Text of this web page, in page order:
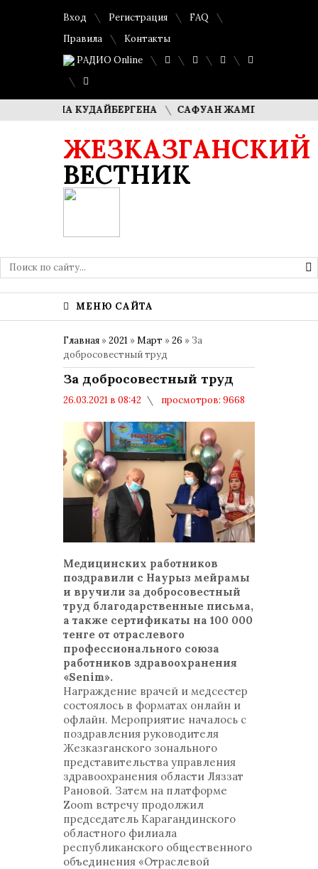
Вход Регистрация
FAQ
Правила
Контакты
РАДИО Online
КУДАЙБЕРГЕНА САФУАН ЖАМПЕИСОВ: «МЫ
ЖЕЗКАЗГАНСКИЙ
ВЕСТНИК
МЕНЮ САЙТА
Главная »2021 »Март »26 » За
добросовестный труд
За добросовестный труд
26.03.2021 в 08:42
просмотров: 9668
НАУРЫЗ МЕЙРАМЫ
Медицинских работников
поздравили с Наурыз мейрамы
и вручили за добросовестный
труд благодарственные письма,
а также сертификаты на 100 000
тенге от отраслевого
профессионального союза
работников здравоохранения
«Senim».
Награждение врачей и медсестер
состоялось в форматах онлайн и
офлайн. Мероприятие началось с
поздравления руководителя
Жезказганского зонального
представительства управления
здравоохранения области Ляззат
Рановой. Затем на платформе
Zoom встречу продолжил
председатель Карагандинского
областного филиала
республиканского общественного
объединения «Отраслевой